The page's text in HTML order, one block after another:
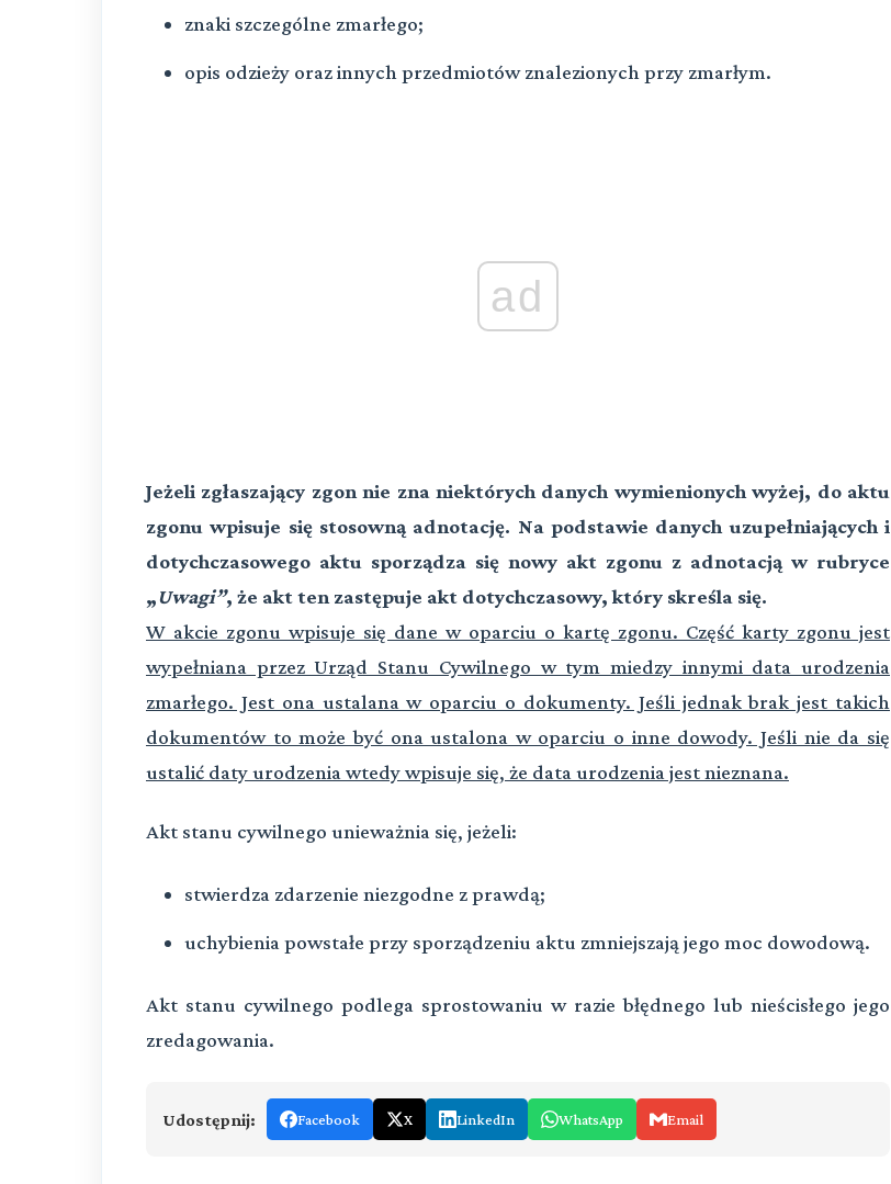
znaki szczególne zmarłego;
opis odzieży oraz innych przedmiotów znalezionych przy zmarłym.
ad
Jeżeli zgłaszający zgon nie zna niektórych danych wymienionych wyżej, do aktu
zgonu wpisuje się stosowną adnotację. Na podstawie danych uzupełniających i
dotychczasowego aktu sporządza się nowy akt zgonu z adnotacją w rubryce
„Uwagi”, że akt ten zastępuje akt dotychczasowy, który skreśla się.
W akcie zgonu wpisuje się dane w oparciu o kartę zgonu. Część karty zgonu jest
wypełniana przez Urząd Stanu Cywilnego w tym miedzy innymi data urodzenia
zmarłego. Jest ona ustalana w oparciu o dokumenty. Jeśli jednak brak jest takich
dokumentów to może być ona ustalona w oparciu o inne dowody. Jeśli nie da się
ustalić daty urodzenia wtedy wpisuje się, że data urodzenia jest nieznana.
Akt stanu cywilnego unieważnia się, jeżeli:
stwierdza zdarzenie niezgodne z prawdą;
uchybienia powstałe przy sporządzeniu aktu zmniejszają jego moc dowodową.
Akt stanu cywilnego podlega sprostowaniu w razie błędnego lub nieścisłego jego
zredagowania.
Udostępnij: Facebook X LinkedIn WhatsApp Email